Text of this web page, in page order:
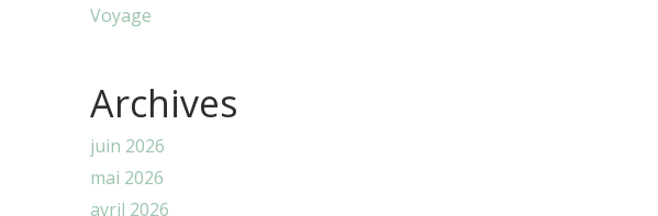
Voyage
Archives
juin 2026
mai 2026
avril 2026